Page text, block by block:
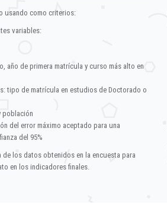
usando como criterios:
variables:
año de primera matrícula y curso más alto en
tipo de matrícula en estudios de Doctorado o
población
del error máximo aceptado para una
del 95%
los datos obtenidos en la encuesta para
en los indicadores finales.